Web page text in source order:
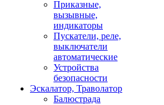
Приказные,
вызывные,
индикаторы
Пускатели, реле,
выключатели
автоматические
Устройства
безопасности
Эскалатор, Траволатор
Балюстрада